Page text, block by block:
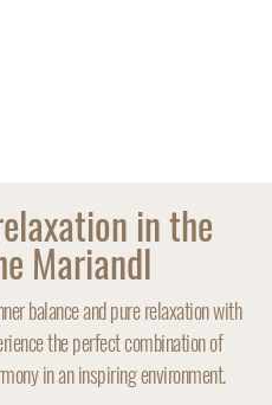
in the
Mariandl
balance and pure relaxation with
the perfect combination of
in an inspiring environment.